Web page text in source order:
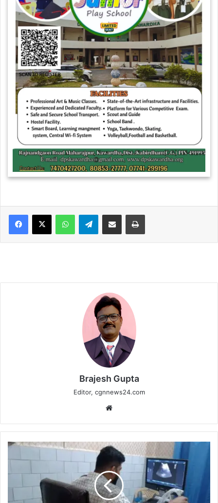
WhatsAppTelegramShare via Email Print
Brajesh Gupta
Editor, cgnnews24.com
उपमुख्यमंत्री
निर्देश